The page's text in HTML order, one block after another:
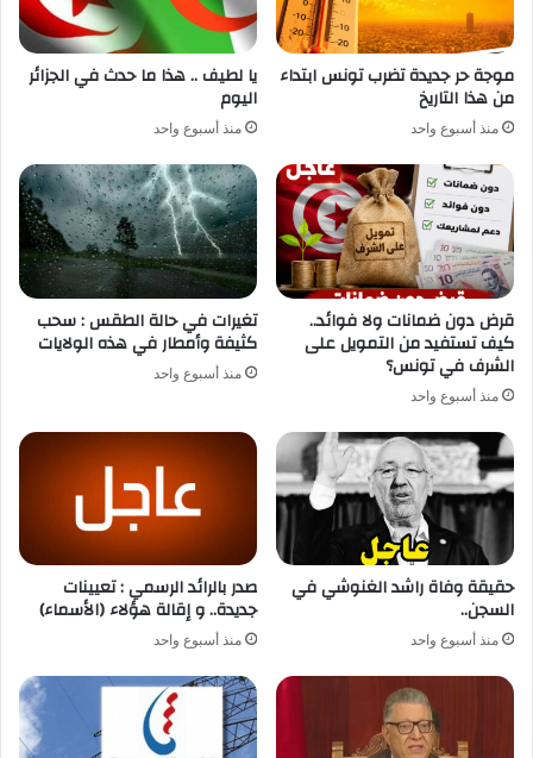
موجة حر جديدة تضرب تونس ابتداء
من هذا التاريخ
منذ أسبوع واحد
يا لطيف .. هذا ما حدث في الجزائر
اليوم
منذ أسبوع واحد
قرض دون ضمانات ولا فوائد..
كيف تستفيد من التمويل على
الشرف في تونس؟
منذ أسبوع واحد
تغيرات في حالة الطقس : سحب
كثيفة وأمطار في هذه الولايات
منذ أسبوع واحد
حقيقة وفاة راشد الغنوشي في
السجن..
منذ أسبوع واحد
صدر بالرائد الرسمي : تعيينات
جديدة.. و إقالة هؤلاء (الأسماء)
منذ أسبوع واحد